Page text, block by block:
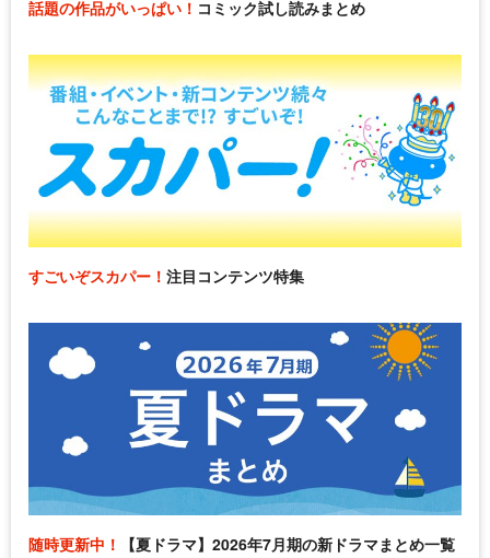
話題の作品がいっぱい！ コミック試し読みまとめ
すごいぞスカパー！ 注目コンテンツ特集
随時更新中！ 【夏ドラマ】2026年7月期の新ドラマまとめ一覧